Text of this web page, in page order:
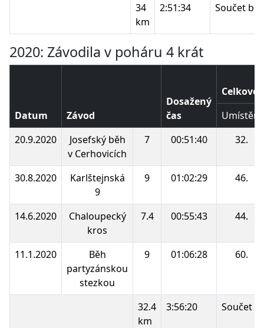
34
km
2:51:34 Součet
2020: Závodila v poháru 4 krát
Datum Závod
Dosažený
čas
Celkové
Umístění
20.9.2020
Josefský běh
v Cerhovicích
7 00:51:40 32.
30.8.2020
Karlštejnská
9
9 01:02:29 46.
14.6.2020
Chaloupecký
kros
7.4 00:55:43 44.
11.1.2020
Běh
partyzánskou
stezkou
9 01:06:28 60.
32.4
km
3:56:20 Součet